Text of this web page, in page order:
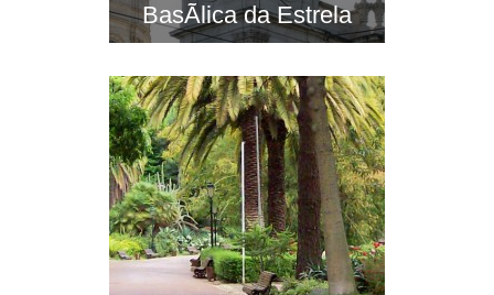
BasÃ­lica da Estrela